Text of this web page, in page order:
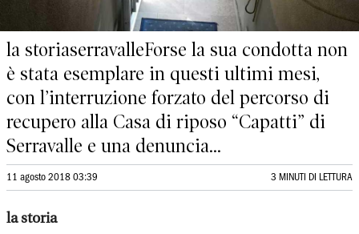
la storiaserravalleForse la sua condotta non
è stata esemplare in questi ultimi mesi,
con l’interruzione forzato del percorso di
recupero alla Casa di riposo “Capatti” di
Serravalle e una denuncia...
11 agosto 2018 03:39 3 MINUTI DI LETTURA
la storia